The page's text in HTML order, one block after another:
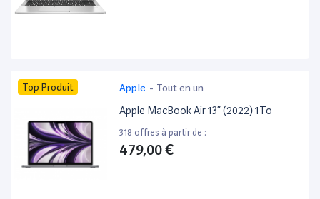
Top Produit Apple - Tout en un
Apple MacBook Air 13” (2022) 1To
318 offres à partir de :
479,00 €